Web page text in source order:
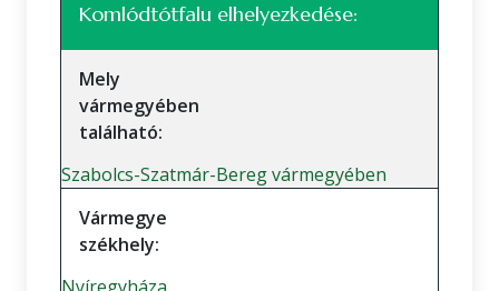
Komlódtótfalu elhelyezkedése:
Mely
vármegyében
található:
Szabolcs-Szatmár-Bereg vármegyében
Vármegye
székhely: